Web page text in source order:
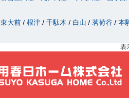
東大前 根津 千駄木 白山 茗荷谷 本
表